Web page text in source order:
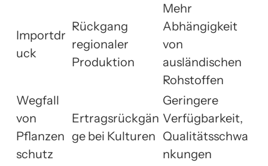
Importdr
uck
Rückgang
regionaler
Produktion
Mehr
Abhängigkeit
von
ausländischen
Rohstoffen
Wegfall
von
Pflanzen
schutz
Ertragsrückgän
ge bei Kulturen
Geringere
Verfügbarkeit,
Qualitätsschwa
nkungen